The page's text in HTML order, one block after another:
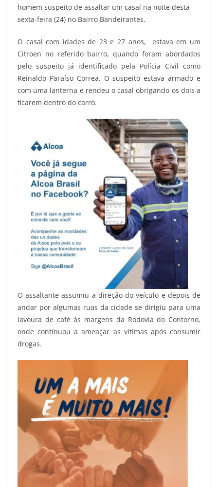
homem suspeito de assaltar um casal na noite desta
sexta-feira (24) no Bairro Bandeirantes.
O casal com idades de 23 e 27 anos, estava em um
Citroen no referido bairro, quando foram abordados
pelo suspeito já identificado pela Polícia Civil como
Reinaldo Paraíso Correa. O suspeito estava armado e
com uma lanterna e rendeu o casal obrigando os dois a
ficarem dentro do carro.
O assaltante assumiu a direção do veículo e depois de
andar por algumas ruas da cidade se dirigiu para uma
lavoura de café às margens da Rodovia do Contorno,
onde continuou a ameaçar as vítimas após consumir
drogas.